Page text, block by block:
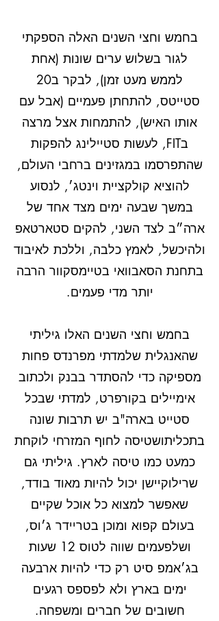
בחמש וחצי השנים האלה הספקתי
לגור בשלוש ערים שונות (אחת
לממש מעט זמן), לבקר ב20
סטייטס, להתחתן פעמיים (אבל עם
אותו האיש), להתמחות אצל מרצה
בFIT, לעשות סטיילינג להפקות
שהתפרסמו במגזינים ברחבי העולם,
להוציא קולקציית וינטג׳, לנסוע
במשך שבעה ימים מצד אחד של
ארה״ב לצד השני, להקים סטארטאפ
ולהיכשל, לאמץ כלבה, וללכת לאיבוד
בתחנת הסאבוואי בטיימסקוור הרבה
יותר מדי פעמים.
בחמש וחצי השנים האלו גיליתי
שהאנגלית שלמדתי מפרנדס פחות
מספיקה כדי להסתדר בבנק ולכתוב
אימיילים בקורפרט, למדתי שבכל
סטייט בארה"ב יש תרבות שונה
בתכליתושטיסה לחוף המזרחי לוקחת
כמעט כמו טיסה לארץ. גיליתי גם
שרילוקיישן יכול להיות מאוד בודד,
שאפשר למצוא כל אוכל שקיים
בעולם קפוא ומוכן בטריידר ג׳וס,
ושלפעמים שווה לטוס 12 שעות
בג׳אמפ סיט רק כדי להיות ארבעה
ימים בארץ ולא לפספס רגעים
חשובים של חברים ומשפחה.